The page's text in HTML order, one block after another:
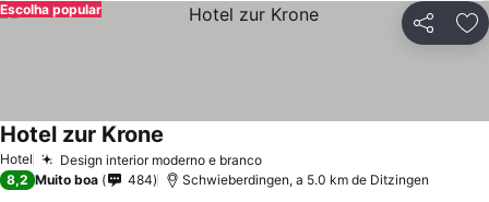
Partilhar
Escolha popular
Hotel Design interior moderno e brancoVer preços
Hotel zur Krone
8,2 Muito boa 484 Schwieberdingen, a 5.0 km de Ditzingen